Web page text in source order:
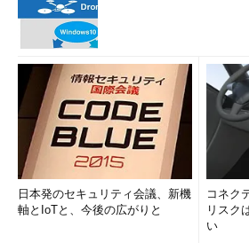
日本発のセキュリティ会議、新機
軸とIoTと、今後の広がりと
コネク
リスク
い